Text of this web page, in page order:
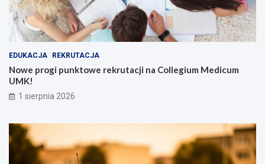
EDUKACJA REKRUTACJA
Nowe progi punktowe rekrutacji na Collegium Medicum
UMK!
1 sierpnia 2026